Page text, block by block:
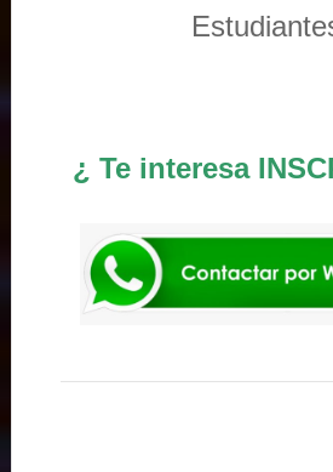
¿ Te interesa